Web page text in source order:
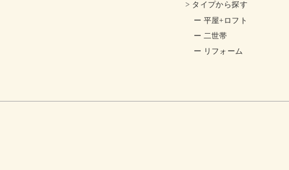
> タイプから探す
ー 平屋+ロフト
ー 二世帯
ー リフォーム